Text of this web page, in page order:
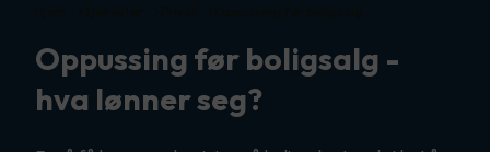
Oppussing før boligsalg -
hva lønner seg?